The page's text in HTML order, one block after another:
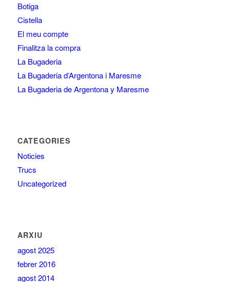
Botiga
Cistella
El meu compte
Finalitza la compra
La Bugaderia
La Bugaderia d’Argentona i Maresme
La Bugaderia de Argentona y Maresme
CATEGORIES
Noticies
Trucs
Uncategorized
ARXIU
agost 2025
febrer 2016
agost 2014